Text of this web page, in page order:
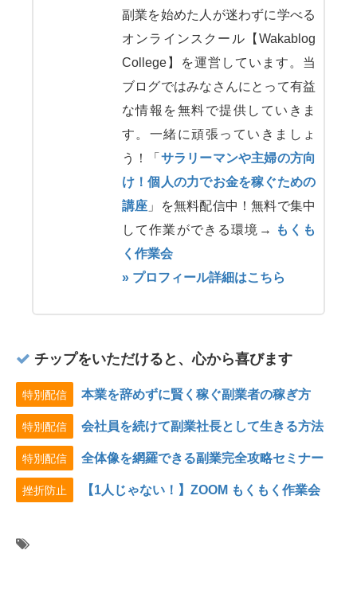
副業を始めた人が迷わずに学べる
オンラインスクール【Wakablog
College】を運営しています。当
ブログではみなさんにとって有益
な情報を無料で提供していきま
す。一緒に頑張っていきましょ
う！「 サラリーマンや主婦の方向
け！個人の力でお金を稼ぐための
講座 」を無料配信中！無料で集中
して作業ができる環境→
もくも
く作業会
» プロフィール詳細はこちら
チップをいただけると、心から喜びます
特別配信 本業を辞めずに賢く稼ぐ副業者の稼ぎ方
特別配信 会社員を続けて副業社長として生きる方法
特別配信 全体像を網羅できる副業完全攻略セミナー
挫折防止 【1人じゃない！】ZOOM もくもく作業会